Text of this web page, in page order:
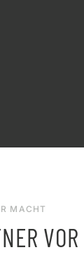
MACHT